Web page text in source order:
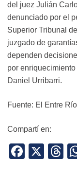
del juez Julián
denunciado por el
Superior Tribunal
juzgado de
dependen
por
Daniel Urribarri.
Fuente: El Entre
Compartí en:
X